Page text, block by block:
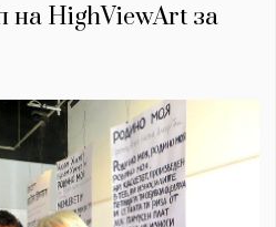
на HighViewArt за